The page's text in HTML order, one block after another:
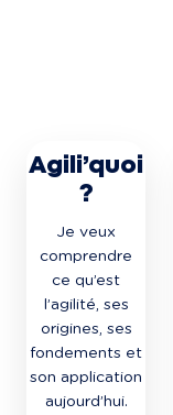
Agili’quoi
?
Je veux
comprendre
ce qu’est
l’agilité, ses
origines, ses
fondements et
son application
aujourd’hui.